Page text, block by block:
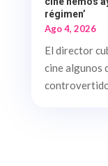
régimen’
Ago 4, 2026
El director
cine algunos